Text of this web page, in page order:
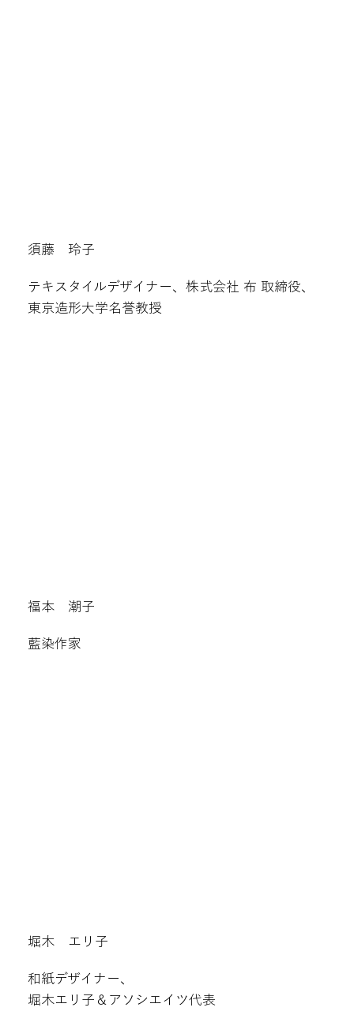
須藤 玲子
テキスタイルデザイナー、株式会社 布 取締役、
東京造形大学名誉教授
福本 潮子
藍染作家
堀木 エリ子
和紙デザイナー、
堀木エリ子＆アソシエイツ代表